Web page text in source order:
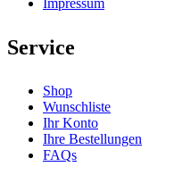
Impressum
Service
Shop
Wunschliste
Ihr Konto
Ihre Bestellungen
FAQs